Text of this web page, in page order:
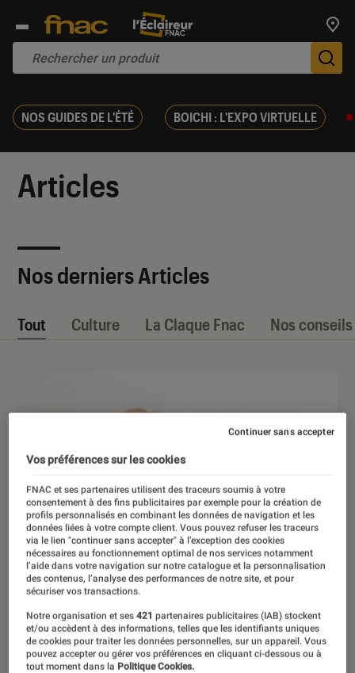
NOS GUIDES DE L'ÉTÉ BOICHI : L'EXPO VIRTUELLE
Articles
Nos derniers Articles
Tout Culture La Claque Fnac Nos conseils
Vos préférences sur les cookies
FNAC et ses partenaires utilisent des traceurs soumis à votre
consentement à des fins publicitaires par exemple pour la création de
profils personnalisés en combinant les données de navigation et les
données liées à votre compte client. Vous pouvez refuser les traceurs
via le lien "continuer sans accepter" à l’exception des cookies
nécessaires au fonctionnement optimal de nos services notamment
l’aide dans votre navigation sur notre catalogue et la personnalisation
des contenus, l’analyse des performances de notre site, et pour
sécuriser vos transactions.
Notre organisation et ses421 partenaires publicitaires (IAB) stockent
et/ou accèdent à des informations, telles que les identifiants uniques
de cookies pour traiter les données personnelles, sur un appareil. Vous
pouvez accepter ou gérer vos préférences en cliquant ci-dessous ou à
tout moment dans la Politique Cookies.
Continuer sans accepter